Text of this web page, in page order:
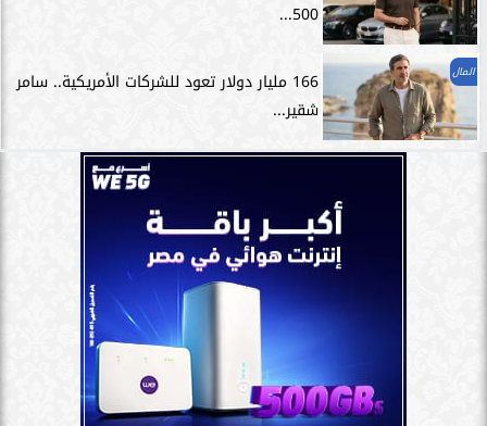
500...
المال
166 مليار دولار تعود للشركات الأمريكية.. سامر
شقير...